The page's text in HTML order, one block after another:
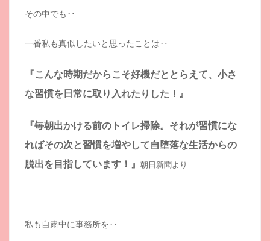
その中でも‥
一番私も真似したいと思ったことは‥
『こんな時期だからこそ好機だととらえて、小さ
な習慣を日常に取り入れたりした！』
『毎朝出かける前のトイレ掃除。それが習慣にな
ればその次と習慣を増やして自堕落な生活からの
脱出を目指しています！』 朝日新聞より
私も自粛中に事務所を‥